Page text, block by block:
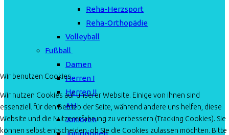
Reha-Herzsport
Reha-Orthopädie
Volleyball
Fußball
Damen
Herren I
Herren II
AH
Junioren
Juniorinnen
Wir benutzen Cookies
Wir nutzen Cookies auf unserer Website. Einige von ihnen sind
essenziell für den Betrieb der Seite, während andere uns helfen, diese
Website und die Nutzererfahrung zu verbessern (Tracking Cookies). Sie
können selbst entscheiden, ob Sie die Cookies zulassen möchten. Bitte